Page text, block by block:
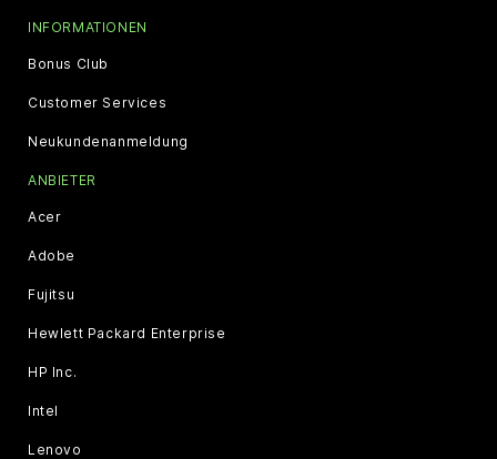
INFORMATIONEN
Bonus Club
Customer Services
Neukundenanmeldung
ANBIETER
Acer
Adobe
Fujitsu
Hewlett Packard Enterprise
HP Inc.
Intel
Lenovo